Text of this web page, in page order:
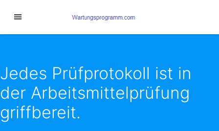
Jedes Prüfprotokoll ist in
der Arbeitsmittelprüfung
griffbereit.